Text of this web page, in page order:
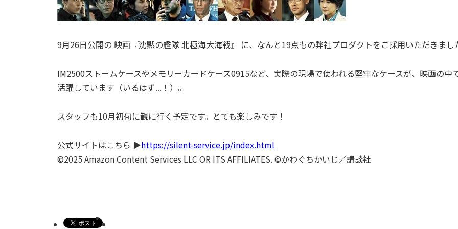
9月26日公開の 映画『沈黙の艦隊 北極海大海戦』 に、なんと19点もの弊社プロダクトをご採用いただきまし
IM2500ストームケースやメモリーカードケース0915など、実際の現場で使われる堅牢なケースが、映画の中
活躍しています（いるはず...！）。
スタッフも10月初旬に観に行く予定です。 とても楽しみです！
公式サイトはこちら ▶️https://silent-service.jp/index.html
©2025 Amazon Content Services LLC OR ITS AFFILIATES. ©かわぐちかいじ／講談社